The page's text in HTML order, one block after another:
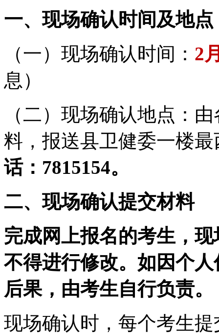
一、现场确认时间及地点
（一）现场确认时间： 2
息）
（二）现场确认地点：
料，报送县卫健委一楼
话： 7815154。
二、现场确认提交材料
完成网上报名的考生，现
不得进行修改。 如因个
后果，由考生自行负责。
现场确认时，每个考生